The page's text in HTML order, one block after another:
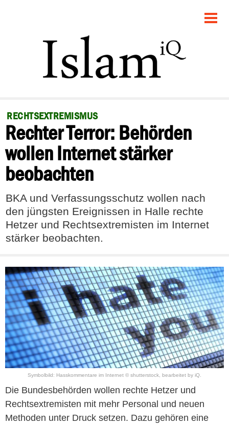
POLITIK
GESELLSCHAFT
RECHT
FEUILLETON
DEBATTE
RECHTSEXTREMISMUS
Rechter Terror: Behörden
wollen Internet stärker
beobachten
BKA und Verfassungsschutz wollen nach
den jüngsten Ereignissen in Halle rechte
Hetzer und Rechtsextremisten im Internet
stärker beobachten.
Symbolbild: Hasskommentare im Internet © shutterstock, bearbeitet by iQ.
Die Bundesbehörden wollen rechte Hetzer und
Rechtsextremisten mit mehr Personal und neuen
Methoden unter Druck setzen. Dazu gehören eine